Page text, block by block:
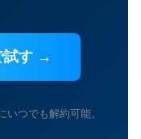
試す →
つでも解約可能。